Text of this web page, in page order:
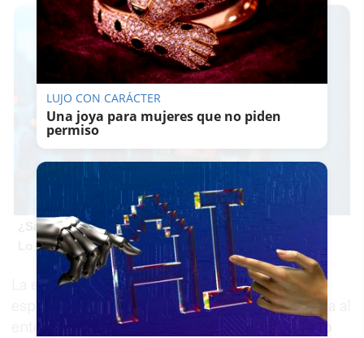
¿Sabes qué baja tu ánimo?
Lo haces todos los días y afecta cómo te sientes
La embarcación se encontraba en una zona
especialmente reconocible para Algar, vinculada al
entorno del embalse y al complejo turístico
Tajo
LUJO CON CARÁCTER
Una joya para mujeres que no piden
permiso